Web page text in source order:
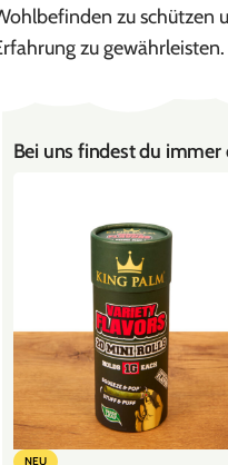
zu schützen
zu gewährleisten.
Bei uns findest du immer
NEU